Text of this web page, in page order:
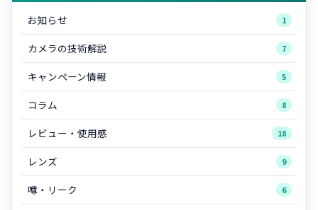
お知らせ 1
カメラの技術解説 7
キャンペーン情報 5
コラム 8
レビュー・使用感 18
レンズ 9
噂・リーク 6